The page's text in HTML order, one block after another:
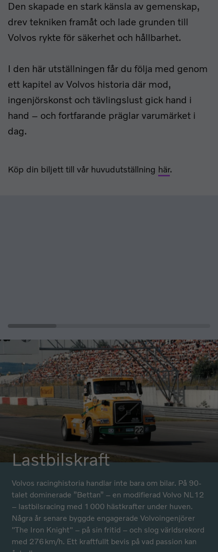
Den skapade en stark känsla av gemenskap,
drev tekniken framåt och lade grunden till
Volvos rykte för säkerhet och hållbarhet.
I den här utställningen får du följa med genom
ett kapitel av Volvos historia där mod,
ingenjörskonst och tävlingslust gick hand i
hand – och fortfarande präglar varumärket i
dag.
Köp din biljett till vår huvudutställning här.
Lastbilskraft
Volvos racinghistoria handlar inte bara om bilar. På 90-
talet dominerade ”Bettan” – en modifierad Volvo NL12
– lastbilsracing med 1 000 hästkrafter under huven.
Några år senare byggde engagerade Volvoingenjörer
"The Iron Knight" – på sin fritid – och slog världsrekord
med 276 km/h. Ett kraftfullt bevis på vad passion kan